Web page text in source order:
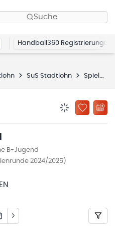
Suche
Handball360 Registrierung
SuS Stadtlohn Spielplan
ZU
B-Jugend
2024/2025)